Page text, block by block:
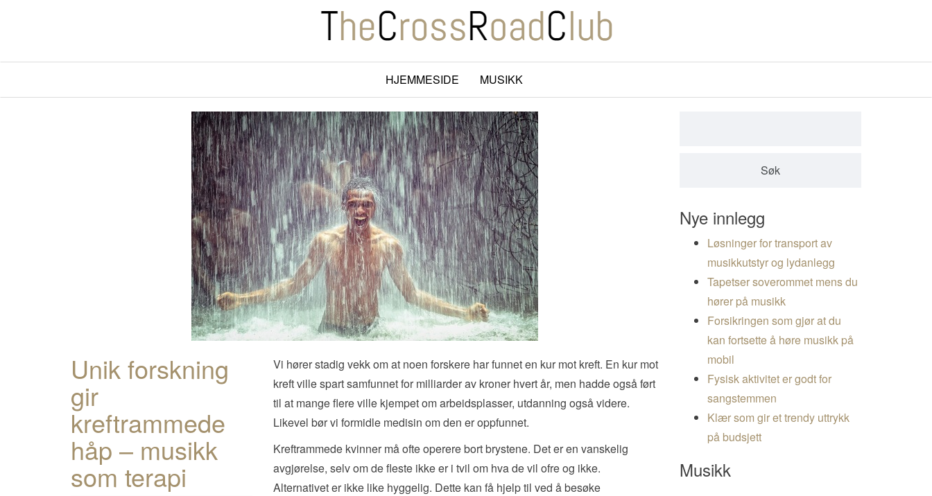
Thecrossroadclub.no HJEMMESIDE MUSIKK
Unik forskning
gir
kreftrammede
håp – musikk
som terapi
Vi hører stadig vekk om at noen forskere har funnet en kur mot kreft. En kur mot
kreft ville spart samfunnet for milliarder av kroner hvert år, men hadde også ført
til at mange flere ville kjempet om arbeidsplasser, utdanning også videre.
Likevel bør vi formidle medisin om den er oppfunnet.
Kreftrammede kvinner må ofte operere bort brystene. Det er en vanskelig
avgjørelse, selv om de fleste ikke er i tvil om hva de vil ofre og ikke.
Alternativet er ikke like hyggelig. Dette kan få hjelp til ved å besøke
Nye innlegg
Løsninger for transport av
musikkutstyr og lydanlegg
Tapetser soverommet mens du
hører på musikk
Forsikringen som gjør at du
kan fortsette å høre musikk på
mobil
Fysisk aktivitet er godt for
sangstemmen
Klær som gir et trendy uttrykk
på budsjett
Musikk